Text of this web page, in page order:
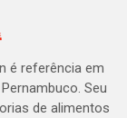
é referência em
Seu
de alimentos